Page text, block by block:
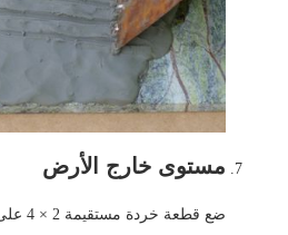
مستوى خارج الأرض
ضع